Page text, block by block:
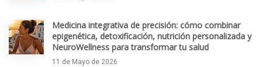
Medicina integrativa de precisión: cómo combinar
epigenética, detoxificación, nutrición personalizada y
NeuroWellness para transformar tu salud
11 de Mayo de 2026